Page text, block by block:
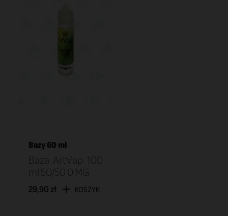
Bazy 60 ml
Baza ArtVap 100
ml 50/50 0 MG
29,90 zł KOSZYK